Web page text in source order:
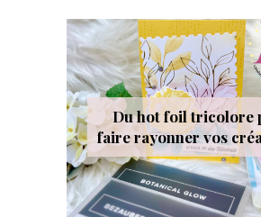
Du hot foil tricolore
faire rayonner vos